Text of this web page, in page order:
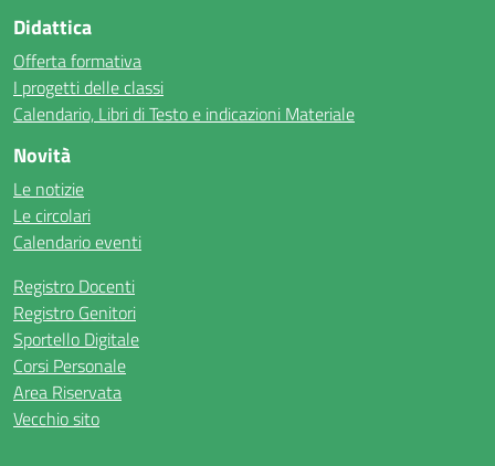
Didattica
Offerta formativa
I progetti delle classi
Calendario, Libri di Testo e indicazioni Materiale
Novità
Le notizie
Le circolari
Calendario eventi
Registro Docenti
Registro Genitori
Sportello Digitale
Corsi Personale
Area Riservata
Vecchio sito